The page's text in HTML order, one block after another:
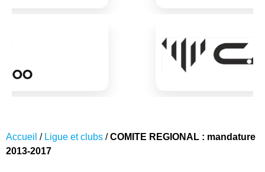
Accueil / Ligue et clubs /COMITE REGIONAL : mandature
2013-2017